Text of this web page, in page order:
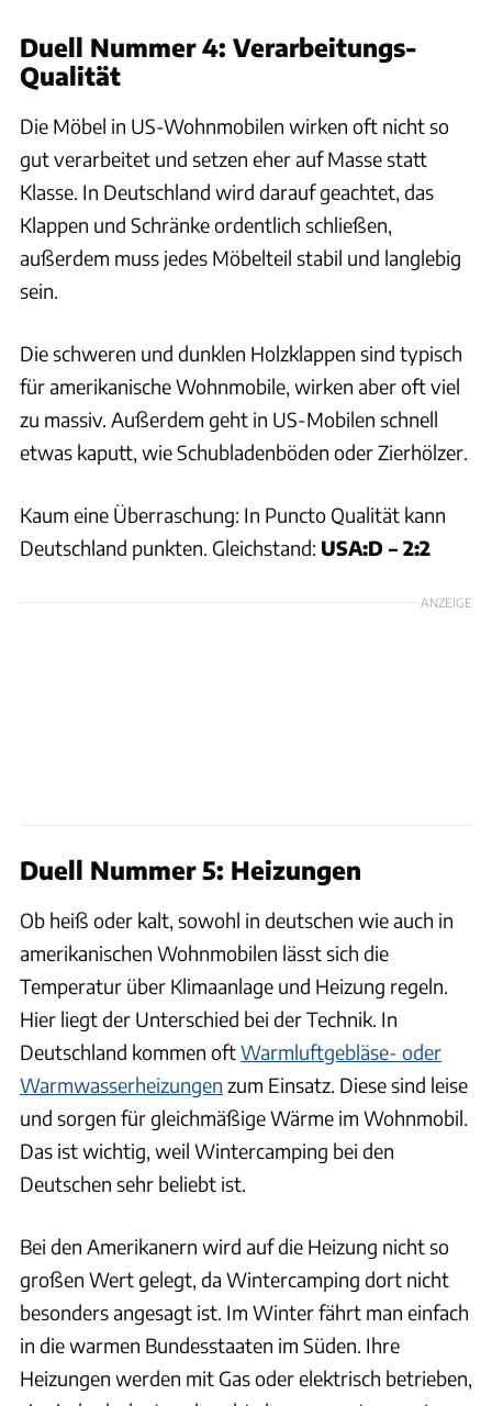
Duell Nummer 4: Verarbeitungs-
Qualität
Die Möbel in US-Wohnmobilen wirken oft nicht so
gut verarbeitet und setzen eher auf Masse statt
Klasse. In Deutschland wird darauf geachtet, das
Klappen und Schränke ordentlich schließen,
außerdem muss jedes Möbelteil stabil und langlebig
sein.
Die schweren und dunklen Holzklappen sind typisch
für amerikanische Wohnmobile, wirken aber oft viel
zu massiv. Außerdem geht in US-Mobilen schnell
etwas kaputt, wie Schubladenböden oder Zierhölzer.
Kaum eine Überraschung: In Puncto Qualität kann
Deutschland punkten. Gleichstand: USA:D – 2:2
ANZEIGE
Duell Nummer 5: Heizungen
Ob heiß oder kalt, sowohl in deutschen wie auch in
amerikanischen Wohnmobilen lässt sich die
Temperatur über Klimaanlage und Heizung regeln.
Hier liegt der Unterschied bei der Technik. In
Deutschland kommen oftWarmluftgebläse- oder
Warmwasserheizungen zum Einsatz. Diese sind leise
und sorgen für gleichmäßige Wärme im Wohnmobil.
Das ist wichtig, weil Wintercamping bei den
Deutschen sehr beliebt ist.
Bei den Amerikanern wird auf die Heizung nicht so
großen Wert gelegt, da Wintercamping dort nicht
besonders angesagt ist. Im Winter fährt man einfach
in die warmen Bundesstaaten im Süden. Ihre
Heizungen werden mit Gas oder elektrisch betrieben,